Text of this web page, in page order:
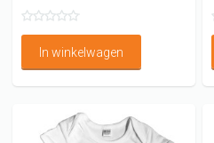
In winkelwagen